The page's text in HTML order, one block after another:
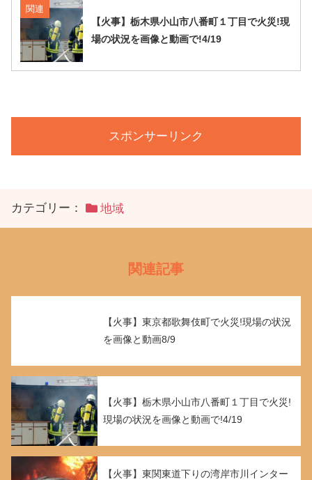
関連
【火事】栃木県小山市八番町１丁目で火災!現
場の状況を画像と動画で!4/19
スポンサーリンク
カテゴリー： 地域
関連記事
【火事】東京都歌舞伎町で火災!現場の状況
を画像と動画8/9
【火事】栃木県小山市八番町１丁目で火災!
現場の状況を画像と動画で!4/19
【火事】東関東道下りの湾岸市川インター